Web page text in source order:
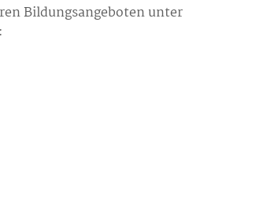
Bildungsangeboten unter